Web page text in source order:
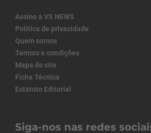
Assine a VS NEWS
Política de privacidade
Quem somos
Termos e condições
Mapa do site
Ficha Técnica
Estatuto Editorial
Siga-nos nas redes